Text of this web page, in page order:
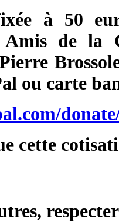
à 50
Amis de la
ou carte
cette